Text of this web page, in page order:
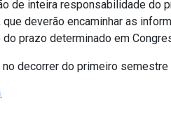
de inteira responsabilidade
deverão encaminhar as
prazo determinado em
decorrer do primeiro semestre
.